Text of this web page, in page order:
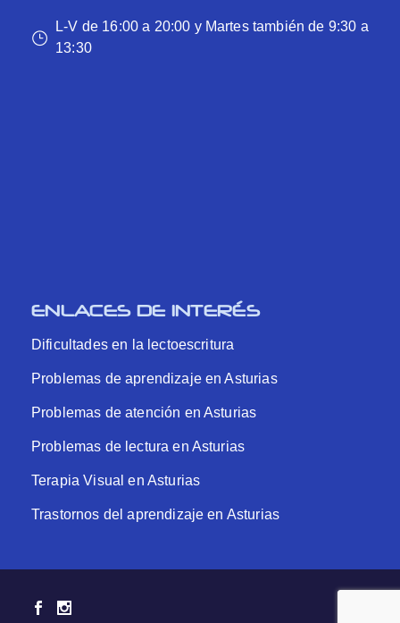
L-V de 16:00 a 20:00 y Martes también de 9:30 a
13:30
ENLACES DE INTERÉS
Dificultades en la lectoescritura
Problemas de aprendizaje en Asturias
Problemas de atención en Asturias
Problemas de lectura en Asturias
Terapia Visual en Asturias
Trastornos del aprendizaje en Asturias